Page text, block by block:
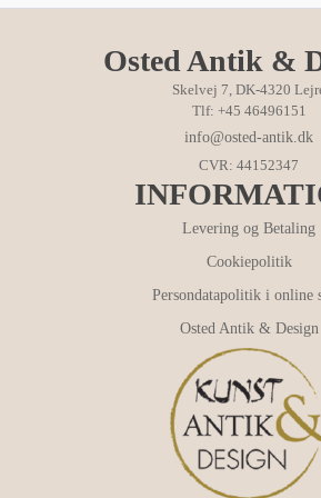
Osted Antik &
Skelvej 7, DK-4320
Tlf: +45 46496151
info@osted-antik.dk
CVR: 44152347
Levering og Betaling
Cookiepolitik
Persondatapolitik i online
Osted Antik & Design